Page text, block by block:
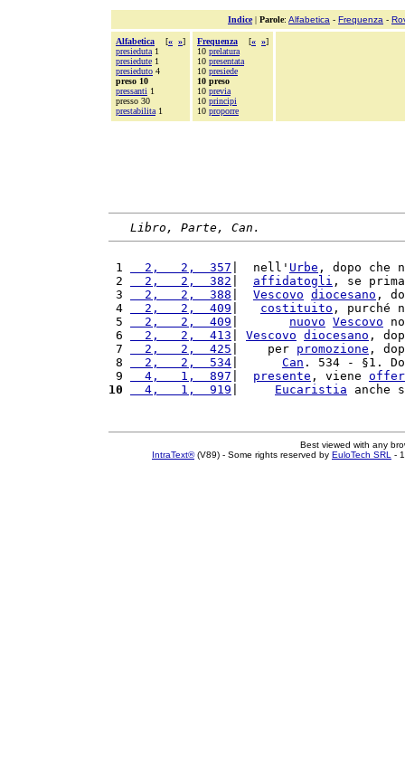
Indice| Parole: Alfabetica - Frequenza -
Alfabetica [« »]
presieduta 1
presiedute 1
presieduto 4
preso 10
pressanti 1
presso 30
prestabilita 1
Frequenza [« »]
10 prelatura
10 presentata
10 presiede
10 preso
10 previa
10 principi
10 proporre
Libro, Parte, Can.
1
  2,   2,  357
|  nell' Urbe , dopo che
2
  2,   2,  382
affidatogli , se
3
  2,   2,  388
Vescovo diocesano ,
4
  2,   2,  409
costituito , purché
5
  2,   2,  409
nuovo Vescovo
6
  2,   2,  413
Vescovo diocesano ,
7
  2,   2,  425
|    per promozione ,
8
  2,   2,  534
Can . 534 - §1.
9
  4,   1,  897
presente , viene
10
  4,   1,  919
Eucaristia anche
Best viewed with any
IntraText®(V89) - Some rights reserved by EuloTech SRL -